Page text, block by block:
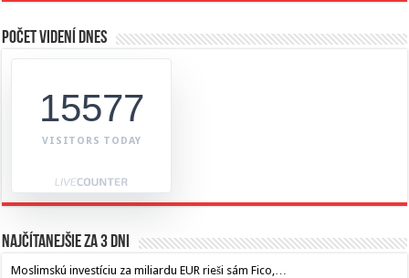
Počet videní dnes
15577
VISITORS TODAY
Najčítanejšie za 3 dni
Moslimskú investíciu za miliardu EUR rieši sám Fico,…